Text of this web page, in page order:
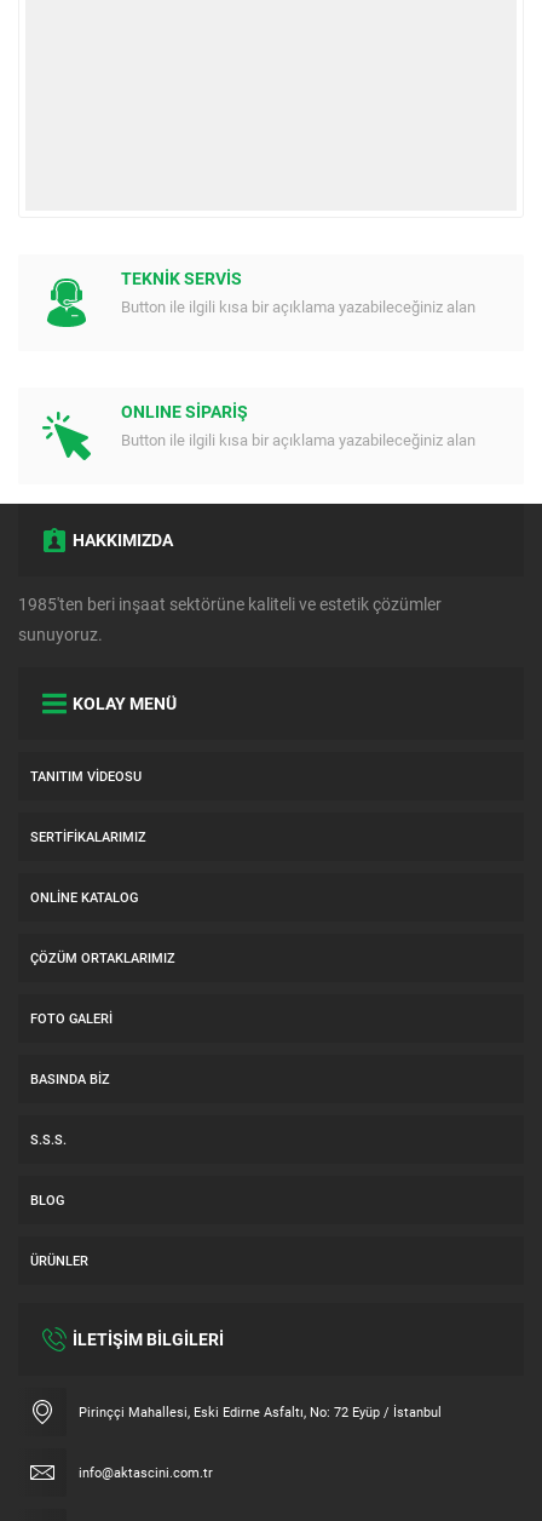
TEKNİK SERVİS
Button ile ilgili kısa bir açıklama yazabileceğiniz alan
ONLINE SİPARİŞ
Button ile ilgili kısa bir açıklama yazabileceğiniz alan
HAKKIMIZDA
1985'ten beri inşaat sektörüne kaliteli ve estetik çözümler
sunuyoruz.
KOLAY MENÜ
TANITIM VIDEOSU
SERTIFIKALARIMIZ
ONLINE KATALOG
ÇÖZÜM ORTAKLARIMIZ
FOTO GALERI
BASINDA BIZ
S.S.S.
BLOG
ÜRÜNLER
İLETİŞİM BİLGİLERİ
Pirinççi Mahallesi, Eski Edirne Asfaltı, No: 72 Eyüp / İstanbul
info@aktascini.com.tr